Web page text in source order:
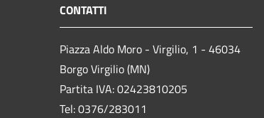
CONTATTI
Piazza Aldo Moro - Virgilio, 1 - 46034
Borgo Virgilio (MN)
Partita IVA: 02423810205
Tel: 0376/283011